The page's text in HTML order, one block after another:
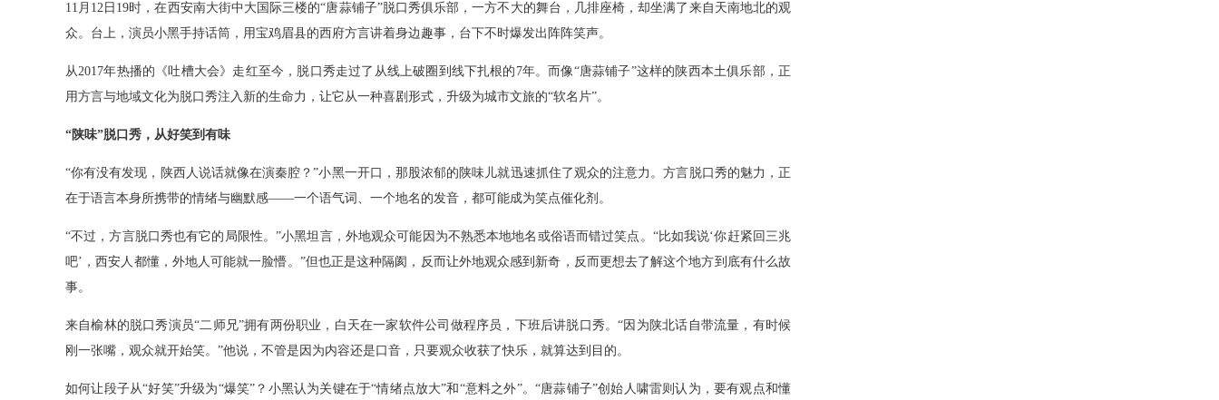
11月12日19时，在西安南大街中大国际三楼的“唐蒜铺子”脱口秀俱乐部，一方不大的舞台，几排座椅，却坐满了来自天南地北的观
众。台上，演员小黑手持话筒，用宝鸡眉县的西府方言讲着身边趣事，台下不时爆发出阵阵笑声。
从2017年热播的《吐槽大会》走红至今，脱口秀走过了从线上破圈到线下扎根的7年。而像“唐蒜铺子”这样的陕西本土俱乐部，正
用方言与地域文化为脱口秀注入新的生命力，让它从一种喜剧形式，升级为城市文旅的“软名片”。
“陕味”脱口秀，从好笑到有味
“你有没有发现，陕西人说话就像在演秦腔？”小黑一开口，那股浓郁的陕味儿就迅速抓住了观众的注意力。方言脱口秀的魅力，正
在于语言本身所携带的情绪与幽默感——一个语气词、一个地名的发音，都可能成为笑点催化剂。
“不过，方言脱口秀也有它的局限性。”小黑坦言，外地观众可能因为不熟悉本地地名或俗语而错过笑点。“比如我说‘你赶紧回三兆
吧’，西安人都懂，外地人可能就一脸懵。”但也正是这种隔阂，反而让外地观众感到新奇，反而更想去了解这个地方到底有什么故
事。
来自榆林的脱口秀演员“二师兄”拥有两份职业，白天在一家软件公司做程序员，下班后讲脱口秀。“因为陕北话自带流量，有时候
刚一张嘴，观众就开始笑。”他说，不管是因为内容还是口音，只要观众收获了快乐，就算达到目的。
如何让段子从“好笑”升级为“爆笑”？小黑认为关键在于“情绪点放大”和“意料之外”。“唐蒜铺子”创始人啸雷则认为，要有观点和懂